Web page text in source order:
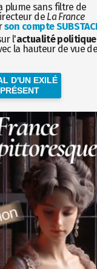
plume sans filtre de
de La France
son compte
l'actualité politique
la hauteur de vue
D'UN EXILÉ